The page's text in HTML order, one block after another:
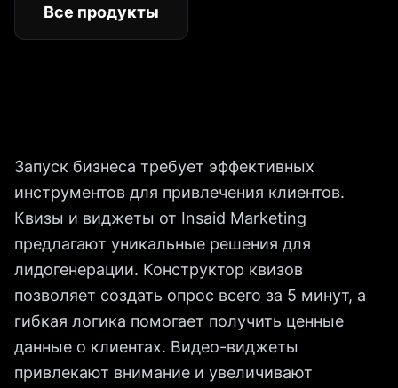
Все продукты
Запуск бизнеса требует эффективных
инструментов для привлечения клиентов.
Квизы и виджеты от Insaid Marketing
предлагают уникальные решения для
лидогенерации. Конструктор квизов
позволяет создать опрос всего за 5 минут, а
гибкая логика помогает получить ценные
данные о клиентах. Видео-виджеты
привлекают внимание и увеличивают